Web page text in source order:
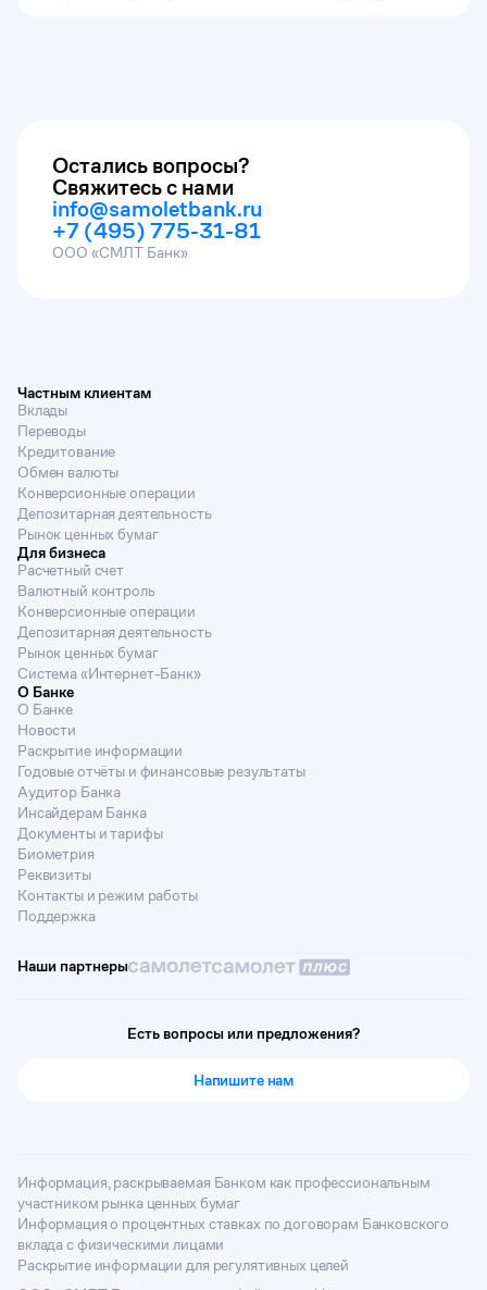
Остались вопросы?
Свяжитесь с нами
info@samoletbank.ru
+7 (495) 775-31-81
ООО «СМЛТ Банк»
Наши партнеры
Есть вопросы или предложения?
Напишите нам
Частным клиентам
Вклады
Переводы
Кредитование
Обмен валюты
Конверсионные операции
Депозитарная деятельность
Рынок ценных бумаг
Для бизнеса
Расчетный счет
Валютный контроль
Конверсионные операции
Депозитарная деятельность
Рынок ценных бумаг
Система «Интернет-Банк»
О Банке
О Банке
Новости
Раскрытие информации
Годовые отчёты и финансовые результаты
Аудитор Банка
Инсайдерам Банка
Документы и тарифы
Биометрия
Реквизиты
Контакты и режим работы
Поддержка
Информация, раскрываемая Банком как профессиональным
участником рынка ценных бумаг
Информация о процентных ставках по договорам Банковского
вклада с физическими лицами
Раскрытие информации для регулятивных целей